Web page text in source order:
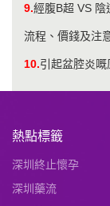
9.經腹B超 VS
流程、價錢及注
10.引起盆腔炎嘅
熱點標籤
深圳終止懷孕
深圳藥流